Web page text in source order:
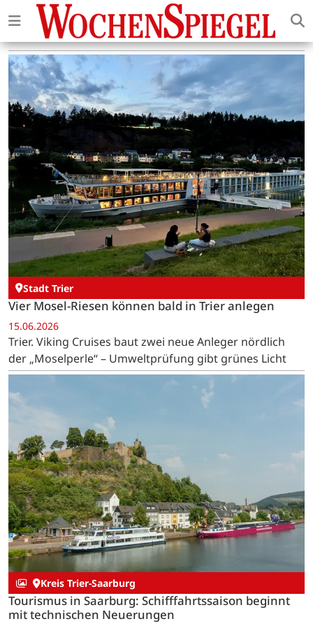
Stadt Trier
Vier Mosel-Riesen können bald in Trier anlegen
15.06.2026
Trier. Viking Cruises baut zwei neue Anleger nördlich
der „Moselperle“ – Umweltprüfung gibt grünes Licht
Kreis Trier-Saarburg
Tourismus in Saarburg: Schifffahrtssaison beginnt
mit technischen Neuerungen